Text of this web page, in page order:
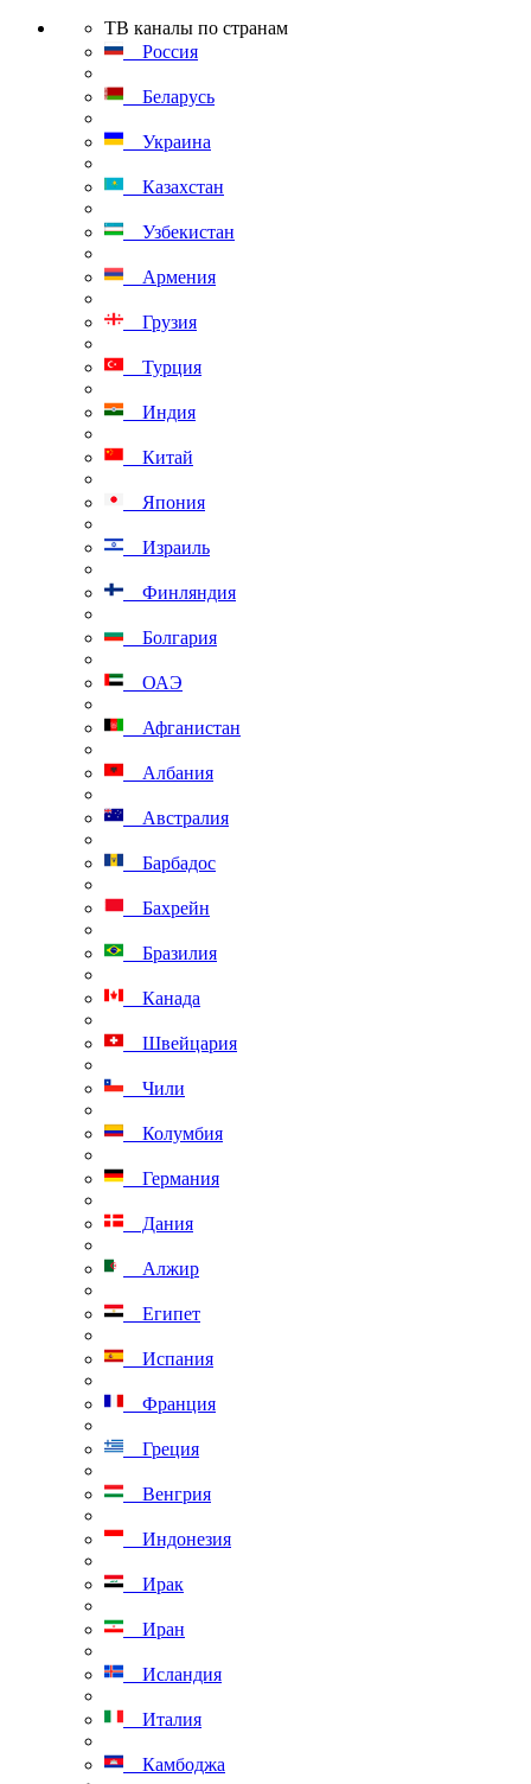
ТВ каналы по странам
Россия
Беларусь
Украина
Казахстан
Узбекистан
Армения
Грузия
Турция
Индия
Китай
Япония
Израиль
Финляндия
Болгария
ОАЭ
Афганистан
Албания
Австралия
Барбадос
Бахрейн
Бразилия
Канада
Швейцария
Чили
Колумбия
Германия
Дания
Алжир
Египет
Испания
Франция
Греция
Венгрия
Индонезия
Ирак
Иран
Исландия
Италия
Камбоджа